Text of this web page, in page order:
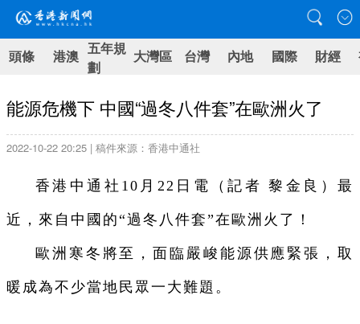
頭條 港澳 五年規
劃
大灣區 台灣 內地 國際 財經
能源危機下 中國“過冬八件套”在歐洲火了
2022-10-22 20:25 | 稿件來源：香港中通社
香港中通社10月22日電（記者 黎金良）最
近，來自中國的“過冬八件套”在歐洲火了！
歐洲寒冬將至，面臨嚴峻能源供應緊張，取
暖成為不少當地民眾一大難題。